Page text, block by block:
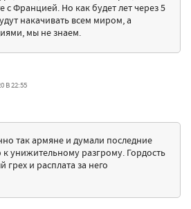
Францией. Но как будет лет через 5
накачивать всем миром, а
мы не знаем.
В 22:55
так армяне и думали последние
к унижительному разгрому. Гордость
грех и расплата за него